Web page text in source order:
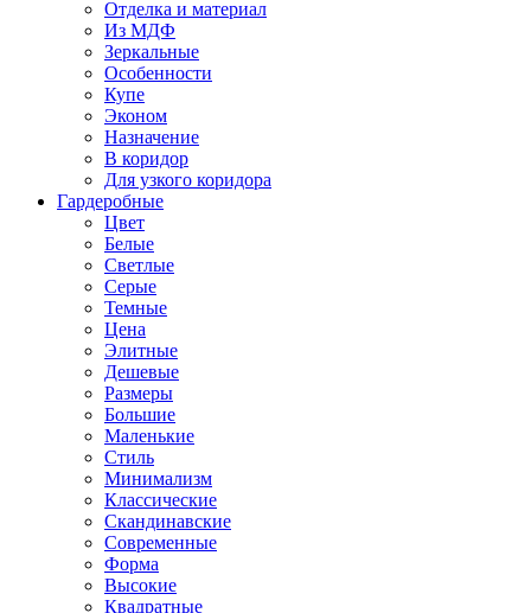
Отделка и материал
Из МДФ
Зеркальные
Особенности
Купе
Эконом
Назначение
В коридор
Для узкого коридора
Гардеробные
Цвет
Белые
Светлые
Серые
Темные
Цена
Элитные
Дешевые
Размеры
Большие
Маленькие
Стиль
Минимализм
Классические
Скандинавские
Современные
Форма
Высокие
Квадратные